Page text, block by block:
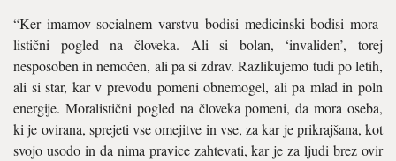
“Ker imamov socialnem varstvu bodisi medicinski bodisi mora­
listični pogled na človeka. Ali si bolan, ‘invaliden’, torej
nesposoben in nemočen, ali pa si zdrav. Razli­kujemo tudi po letih,
ali si star, kar v prevodu pomeni obnemogel, ali pa mlad in poln
energije. Morali­stični pogled na človeka pomeni, da mora oseba,
ki je ovirana, spre­jeti vse omejitve in vse, za kar je prikrajšana, kot
svojo usodo in da nima pravice zahtevati, kar je za ljudi brez ovir